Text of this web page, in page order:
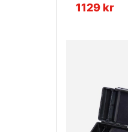
1129 kr